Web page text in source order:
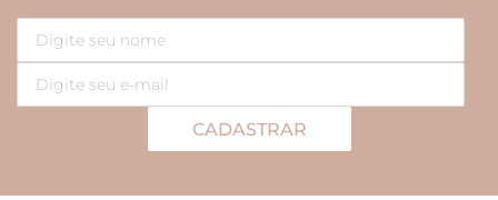
CADASTRAR